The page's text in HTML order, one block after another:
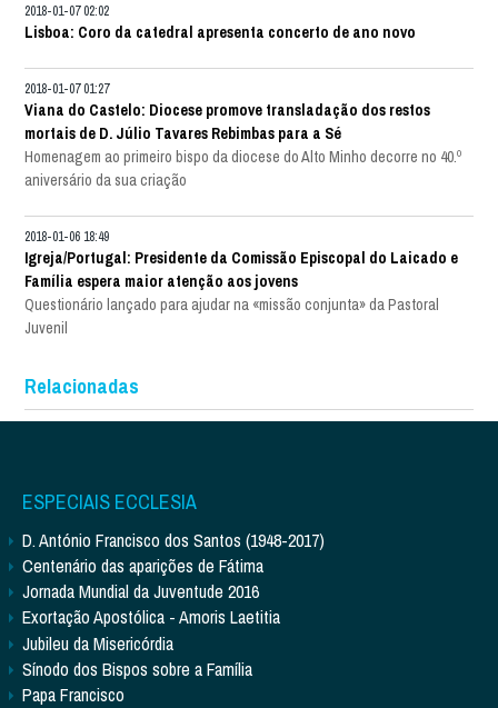
2018-01-07 02:02
Lisboa: Coro da catedral apresenta concerto de ano novo
2018-01-07 01:27
Viana do Castelo: Diocese promove transladação dos restos
mortais de D. Júlio Tavares Rebimbas para a Sé
Homenagem ao primeiro bispo da diocese do Alto Minho decorre no 40.º
aniversário da sua criação
2018-01-06 18:49
Igreja/Portugal: Presidente da Comissão Episcopal do Laicado e
Família espera maior atenção aos jovens
Questionário lançado para ajudar na «missão conjunta» da Pastoral
Juvenil
Relacionadas
ESPECIAIS ECCLESIA
D. António Francisco dos Santos (1948-2017)
Centenário das aparições de Fátima
Jornada Mundial da Juventude 2016
Exortação Apostólica - Amoris Laetitia
Jubileu da Misericórdia
Sínodo dos Bispos sobre a Família
Papa Francisco